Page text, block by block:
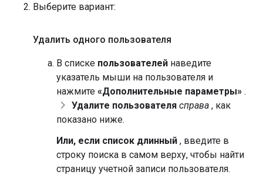
Выберите вариант:
Удалить одного пользователя
В списке пользователей наведите
указатель мыши на пользователя и
нажмите «Дополнительные параметры» .
Удалите пользователя справа , как
показано ниже.
Или, если список длинный , введите в
строку поиска в самом верху, чтобы найти
страницу учетной записи пользователя.